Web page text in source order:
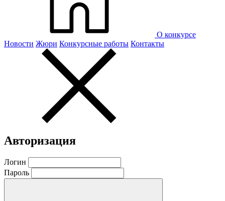
О конкурсе
Новости Жюри Конкурсные работы Контакты
Авторизация
Логин
Пароль